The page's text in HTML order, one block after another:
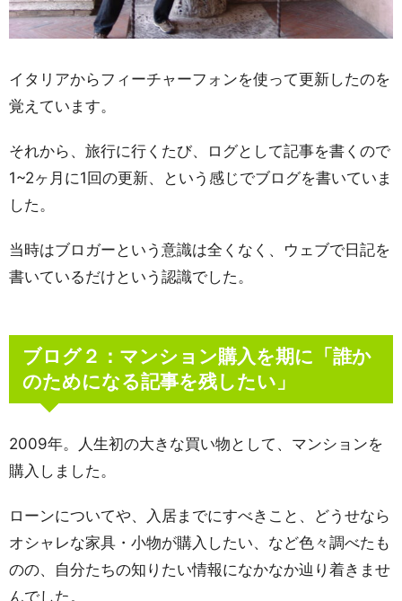
イタリアからフィーチャーフォンを使って更新したのを
覚えています。
それから、旅行に行くたび、ログとして記事を書くので
1~2ヶ月に1回の更新、という感じでブログを書いていま
した。
当時はブロガーという意識は全くなく、ウェブで日記を
書いているだけという認識でした。
ブログ２：マンション購入を期に「誰か
のためになる記事を残したい」
2009年。人生初の大きな買い物として、マンションを
購入しました。
ローンについてや、入居までにすべきこと、どうせなら
オシャレな家具・小物が購入したい、など色々調べたも
のの、自分たちの知りたい情報になかなか辿り着きませ
んでした。